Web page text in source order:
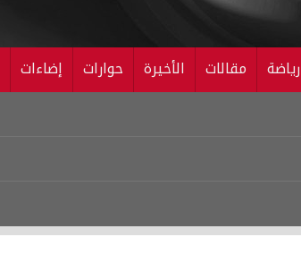
رياضة مقالات الأخيرة حوارات إضاءات